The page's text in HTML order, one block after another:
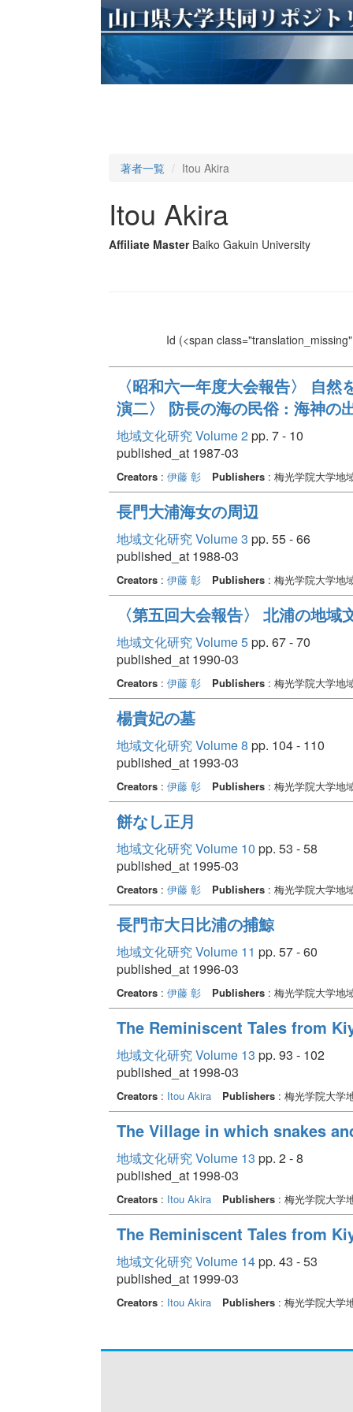
著者一覧 Itou Akira
Itou Akira
Affiliate Master Baiko Gakuin University
Id (<span
〈昭和六一年度大会報告〉 自
演二〉 防長の海の民俗 : 海神の
地域文化研究 Volume 2pp. 7 - 10
published_at 1987-03
Creators: 伊藤 彰 Publishers: 梅光学院大学地
長門大浦海女の周辺
地域文化研究 Volume 3 pp. 55 - 66
published_at 1988-03
Creators: 伊藤 彰 Publishers: 梅光学院大学地
〈第五回大会報告〉 北浦の地
地域文化研究 Volume 5pp. 67 - 70
published_at 1990-03
Creators: 伊藤 彰 Publishers: 梅光学院大学地
楊貴妃の墓
地域文化研究 Volume 8 pp. 104 - 110
published_at 1993-03
Creators: 伊藤 彰 Publishers: 梅光学院大学地
餅なし正月
地域文化研究 Volume 10 pp. 53 - 58
published_at 1995-03
Creators: 伊藤 彰 Publishers: 梅光学院大学地
長門市大日比浦の捕鯨
地域文化研究 Volume 11 pp. 57 - 60
published_at 1996-03
Creators: 伊藤 彰 Publishers: 梅光学院大学地
The Reminiscent Tales from
地域文化研究 Volume 13 pp. 93 - 102
published_at 1998-03
Creators: Itou Akira Publishers: 梅光学院大学
The Village in which snakes
地域文化研究 Volume 13 pp. 2 - 8
published_at 1998-03
Creators: Itou Akira Publishers: 梅光学院大学
The Reminiscent Tales from
地域文化研究 Volume 14pp. 43 - 53
published_at 1999-03
Creators: Itou Akira Publishers: 梅光学院大学